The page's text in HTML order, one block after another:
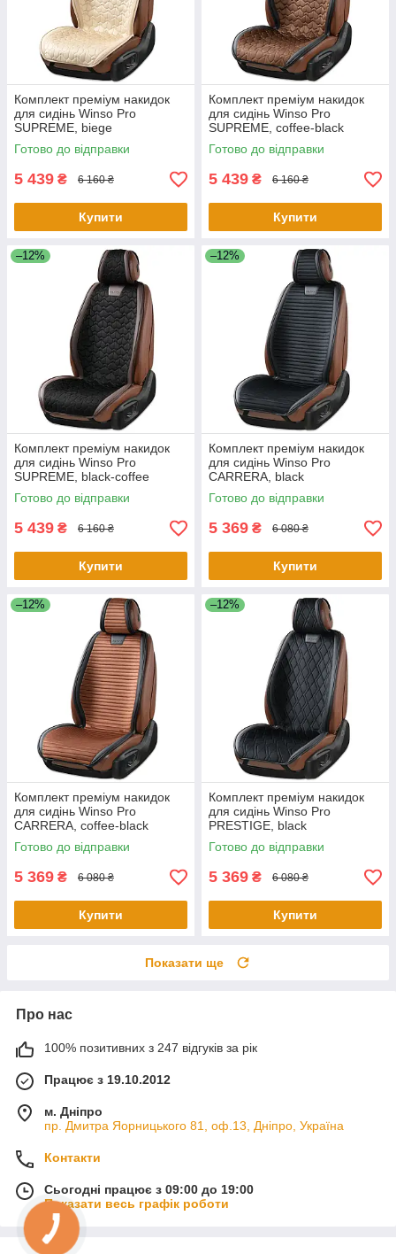
Комплект преміум накидок
для сидінь Winso Pro
SUPREME, biege
Готово до відправки
5 439 ₴ 6 160 ₴
Купити
Комплект преміум накидок
для сидінь Winso Pro
SUPREME, coffee-black
Готово до відправки
5 439 ₴ 6 160 ₴
Купити
–12%
Комплект преміум накидок
для сидінь Winso Pro
SUPREME, black-coffee
Готово до відправки
5 439 ₴ 6 160 ₴
Купити
–12%
Комплект преміум накидок
для сидінь Winso Pro
СARRERA, black
Готово до відправки
5 369 ₴ 6 080 ₴
Купити
–12%
Комплект преміум накидок
для сидінь Winso Pro
СARRERA, coffee-black
Готово до відправки
5 369 ₴ 6 080 ₴
Купити
–12%
Комплект преміум накидок
для сидінь Winso Pro
PRESTIGE, black
Готово до відправки
5 369 ₴ 6 080 ₴
Купити
Показати ще
Про нас
100% позитивних з 247 відгуків за рік
Працює з 19.10.2012
м. Дніпро
пр. Дмитра Яорницького 81, оф.13, Дніпро, Україна
Контакти
Сьогодні працює з 09:00 до 19:00
Показати весь графік роботи